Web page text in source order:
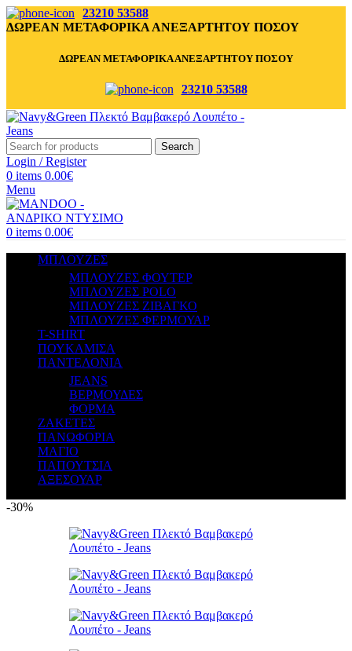
23210 53588
ΔΩΡΕΑΝ ΜΕΤΑΦΟΡΙΚΑ ΑΝΕΞΑΡΤΗΤΟΥ ΠΟΣΟΥ
ΔΩΡΕΑΝ ΜΕΤΑΦΟΡΙΚΑ ΑΝΕΞΑΡΤΗΤΟΥ ΠΟΣΟΥ
23210 53588
Search
Login / Register
0 items 0.00€
Menu
0 items 0.00€
ΜΠΛΟΥΖΕΣ
ΜΠΛΟΥΖΕΣ ΦΟΥΤΕΡ
ΜΠΛΟΥΖΕΣ POLO
ΜΠΛΟΥΖΕΣ ΖΙΒΑΓΚΟ
ΜΠΛΟΥΖΕΣ ΦΕΡΜΟΥΑΡ
T-SHIRT
ΠΟΥΚΑΜΙΣΑ
ΠΑΝΤΕΛΟΝΙΑ
JEANS
ΒΕΡΜΟΥΔΕΣ
ΦΟΡΜΑ
ΖΑΚΕΤΕΣ
ΠΑΝΩΦΟΡΙΑ
ΜΑΓΙΟ
ΠΑΠΟΥΤΣΙΑ
ΑΞΕΣΟΥΑΡ
-30%